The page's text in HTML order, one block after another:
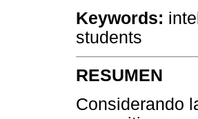
Keywords:
students
RESUMEN
Considerando